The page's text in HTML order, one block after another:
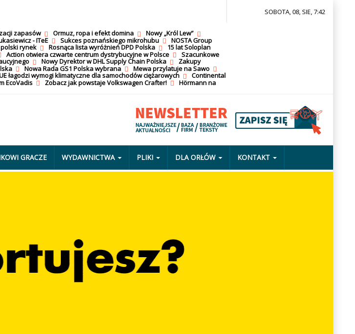
zapasów Ormuz, ropa i efekt domina
Nowy „Król Lew”
- ITeE Sukces poznańskiego mikrohubu
NOSTA Group
rynek Rosnąca lista wyróżnień DPD Polska
15 lat Soloplan
Action otwiera czwarte centrum dystrybucyjne w Polsce
Szacunkowe
Nowy Dyrektor w DHL Supply Chain Polska
Zakupy
Nowa Rada GS1 Polska wybrana
Mewa przylatuje na Sawo
łagodzi wymogi klimatyczne dla samochodów ciężarowych
Continental
EcoVadis Zobacz jak powstaje Volkswagen Crafter!
Hörmann na
SOBOTA, 08, SIE, 7:42
GRACZE WYDAWNICTWA PLIKI DLA ORŁÓW KONTAKT